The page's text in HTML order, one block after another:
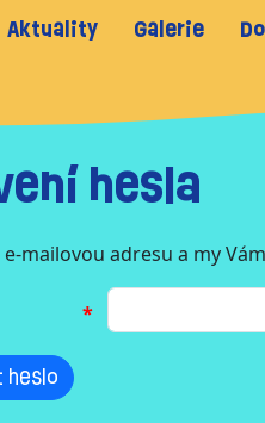
Aktuality Galerie
hesla
mailovou adresu a my
heslo